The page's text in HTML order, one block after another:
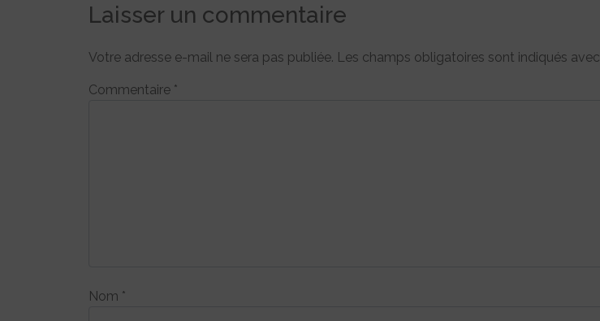
Laisser un commentaire
Votre adresse e-mail ne sera pas publiée. Les champs obligatoires sont indiqués avec
Commentaire *
Nom *